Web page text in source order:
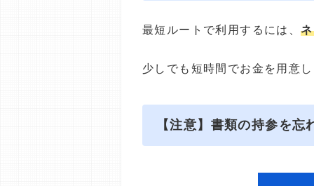
最短ルートで利用するには、
少しでも短時間でお金を用意
【注意】書類の持参を忘